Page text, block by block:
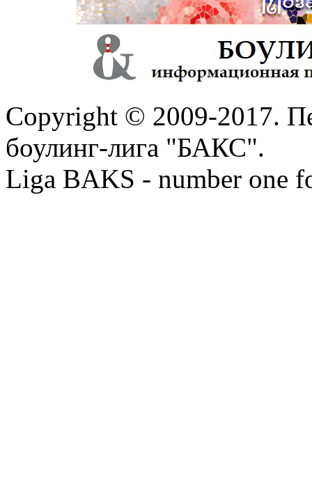
Copyright © 2009-2017.
боулинг-лига "БАКС".
Liga BAKS - number one